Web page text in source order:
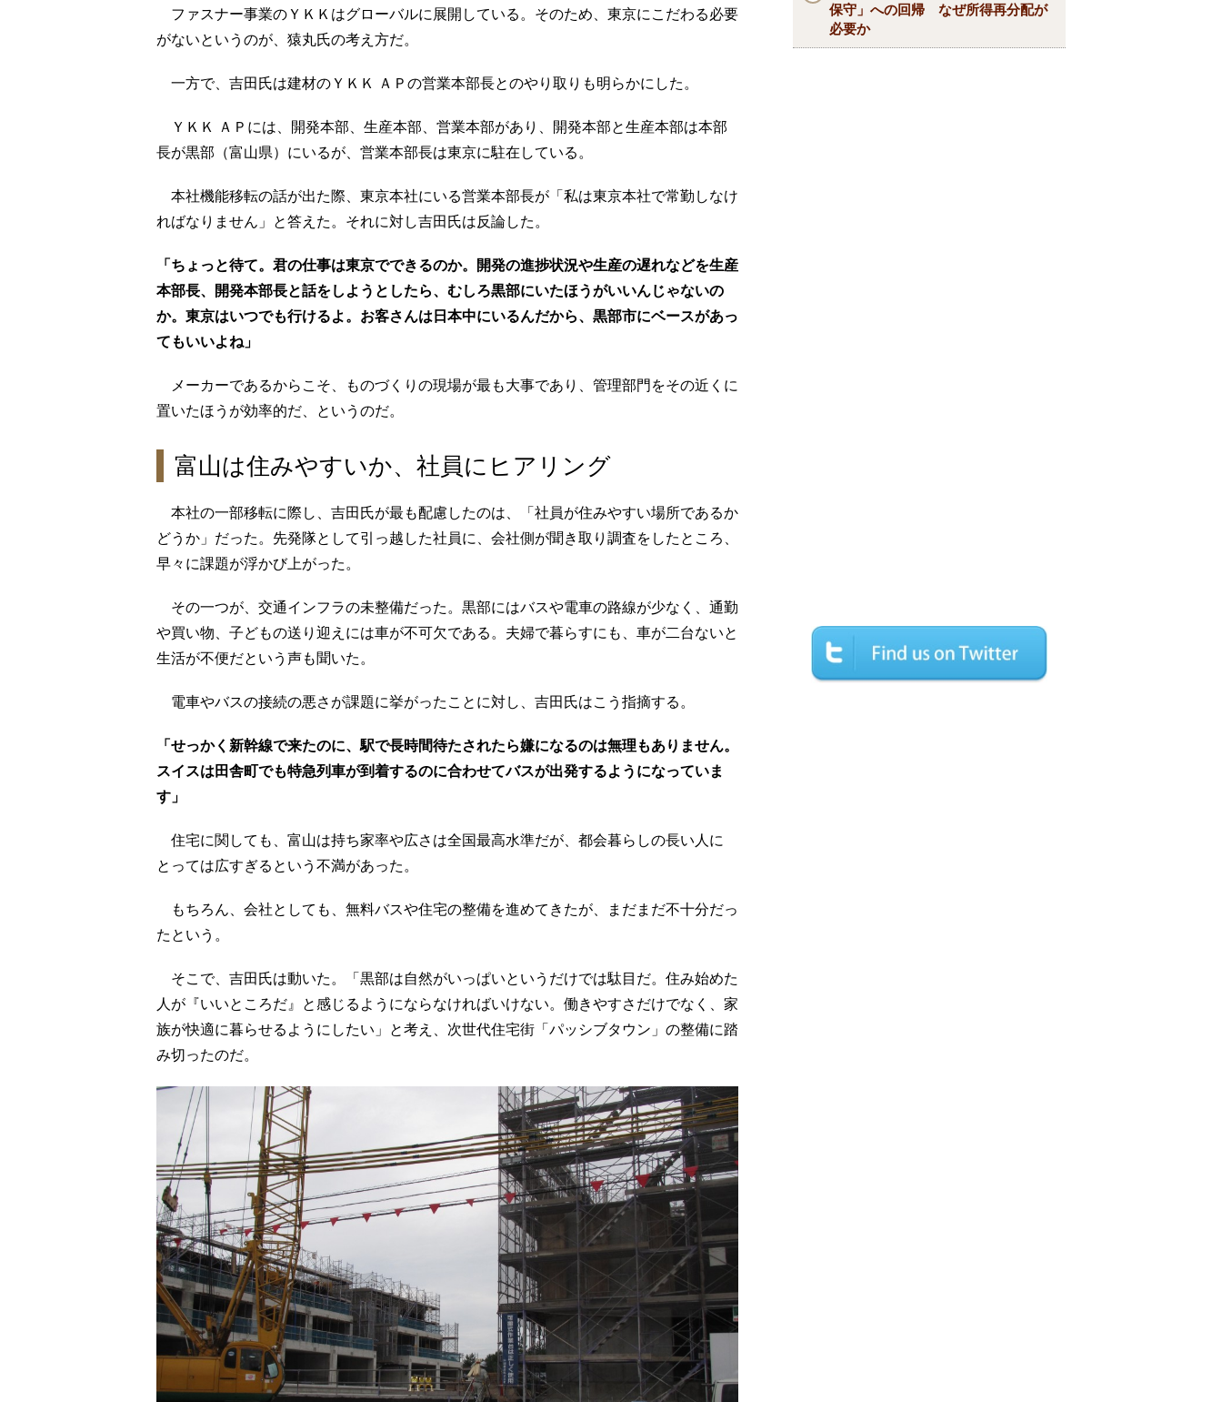
ファスナー事業のＹＫＫはグローバルに展開している。そのため、東京にこだわる必要
がないというのが、猿丸氏の考え方だ。
一方で、吉田氏は建材のＹＫＫ ＡＰの営業本部長とのやり取りも明らかにした。
ＹＫＫ ＡＰには、開発本部、生産本部、営業本部があり、開発本部と生産本部は本部
長が黒部（富山県）にいるが、営業本部長は東京に駐在している。
本社機能移転の話が出た際、東京本社にいる営業本部長が「私は東京本社で常勤しなけ
ればなりません」と答えた。それに対し吉田氏は反論した。
「ちょっと待て。君の仕事は東京でできるのか。開発の進捗状況や生産の遅れなどを生産
本部長、開発本部長と話をしようとしたら、むしろ黒部にいたほうがいいんじゃないの
か。東京はいつでも行けるよ。お客さんは日本中にいるんだから、黒部市にベースがあっ
てもいいよね」
メーカーであるからこそ、ものづくりの現場が最も大事であり、管理部門をその近くに
置いたほうが効率的だ、というのだ。
富山は住みやすいか、社員にヒアリング
本社の一部移転に際し、吉田氏が最も配慮したのは、「社員が住みやすい場所であるか
どうか」だった。先発隊として引っ越した社員に、会社側が聞き取り調査をしたところ、
早々に課題が浮かび上がった。
その一つが、交通インフラの未整備だった。黒部にはバスや電車の路線が少なく、通勤
や買い物、子どもの送り迎えには車が不可欠である。夫婦で暮らすにも、車が二台ないと
生活が不便だという声も聞いた。
電車やバスの接続の悪さが課題に挙がったことに対し、吉田氏はこう指摘する。
「せっかく新幹線で来たのに、駅で長時間待たされたら嫌になるのは無理もありません。
スイスは田舎町でも特急列車が到着するのに合わせてバスが出発するようになっていま
す」
住宅に関しても、富山は持ち家率や広さは全国最高水準だが、都会暮らしの長い人に
とっては広すぎるという不満があった。
もちろん、会社としても、無料バスや住宅の整備を進めてきたが、まだまだ不十分だっ
たという。
そこで、吉田氏は動いた。「黒部は自然がいっぱいというだけでは駄目だ。住み始めた
人が『いいところだ』と感じるようにならなければいけない。働きやすさだけでなく、家
族が快適に暮らせるようにしたい」と考え、次世代住宅街「パッシブタウン」の整備に踏
み切ったのだ。
保守」への回帰 なぜ所得再分配が
必要か